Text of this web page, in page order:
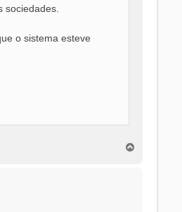
o sistema esteve